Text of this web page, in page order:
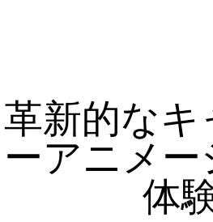
革新的なキ
ーアニメ
体